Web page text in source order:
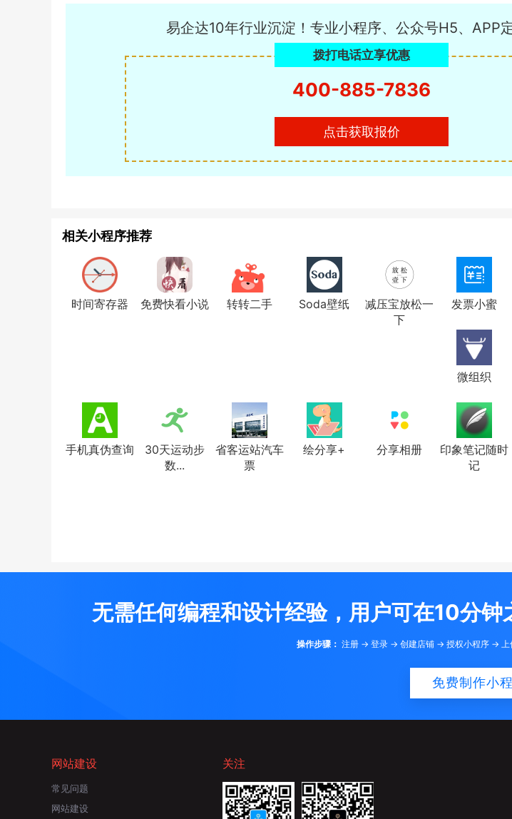
易企达10年行业沉淀！专业小程序、公众号H5、APP
拨打电话立享优惠
400-885-7836
点击获取报价
相关小程序推荐
时间寄存器 免费快看小说 转转二手 Soda壁纸
减压宝放松一
下
发票小蜜
微组织
手机真伪查询
30天运动步
数...
省客运站汽车
票
绘分享+ 分享相册
印象笔记随时
记
无需任何编程和设计经验，用户可在10分钟
操作步骤： 注册 -> 登录 -> 创建店铺 -> 授权小程序 ->
免费制作小
网站建设
常见问题
网站建设
关注